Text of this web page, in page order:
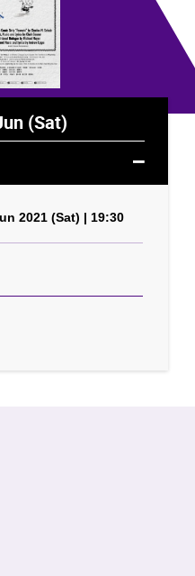
(Sat)
2021 (Sat) | 19:30